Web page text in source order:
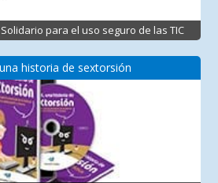
para el uso seguro de las TIC
historia de sextorsión